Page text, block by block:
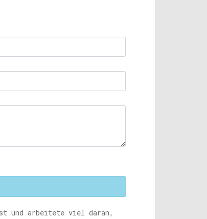
und arbeitete viel daran,